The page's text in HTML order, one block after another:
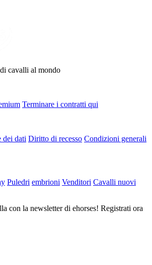
cavalli al mondo
Terminare i contratti qui
dei dati Diritto di recesso Condizioni generali
Puledri embrioni Venditori Cavalli nuovi
con la newsletter di ehorses! Registrati ora